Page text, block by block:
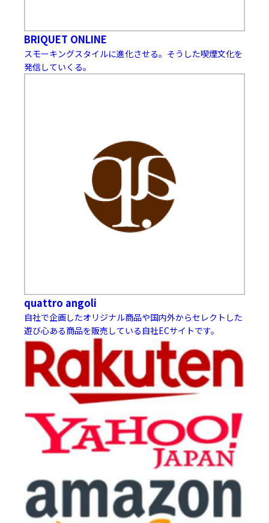
BRIQUET ONLINE
スモーキングスタイルに進化させる。そうした喫煙文化を
発信していくる。
quattro angoli
自社で企画したオリジナル商品や国内外からセレクトした
遊び心ある商品を販売している自社ECサイトです。